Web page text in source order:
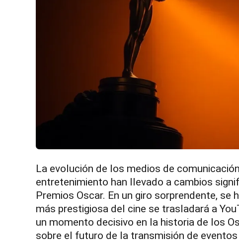
La evolución de los medios de
entretenimiento han llevado a cambios
Premios Oscar. En un giro sorprendente,
más prestigiosa del cine se trasladará a
un momento decisivo en la historia de los
sobre el futuro de la transmisión de